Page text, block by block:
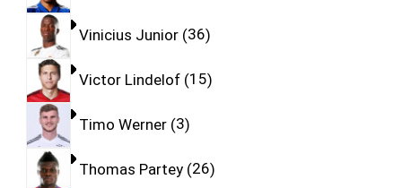
Vinicius Junior 36
Victor Lindelof 15
Timo Werner 3
Thomas Partey 26